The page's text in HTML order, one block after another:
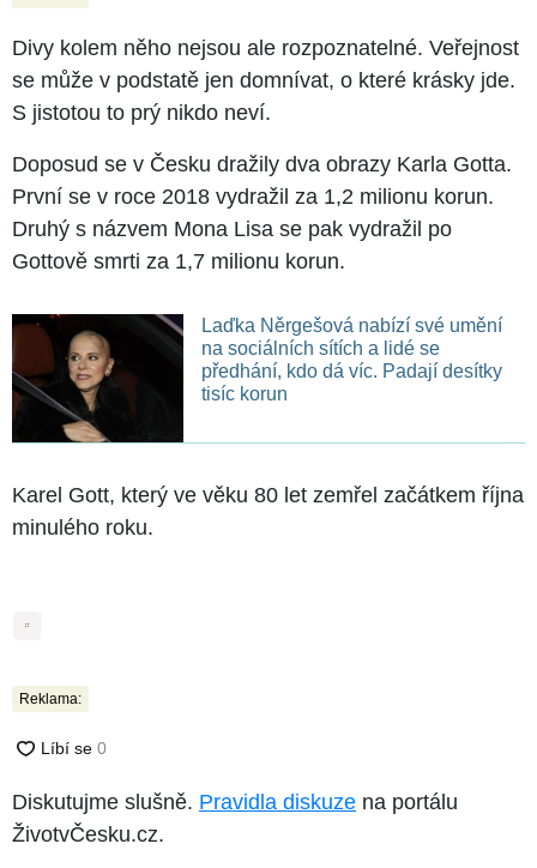
Divy kolem něho nejsou ale rozpoznatelné. Veřejnost
se může v podstatě jen domnívat, o které krásky jde.
S jistotou to prý nikdo neví.
Doposud se v Česku dražily dva obrazy Karla Gotta.
První se v roce 2018 vydražil za 1,2 milionu korun.
Druhý s názvem Mona Lisa se pak vydražil po
Gottově smrti za 1,7 milionu korun.
Laďka Něrgešová nabízí své umění
na sociálních sítích a lidé se
předhání, kdo dá víc. Padají desítky
tisíc korun
Karel Gott, který ve věku 80 let zemřel začátkem října
minulého roku.
Reklama:
Diskutujme slušně. Pravidla diskuze na portálu
ŽivotvČesku.cz.